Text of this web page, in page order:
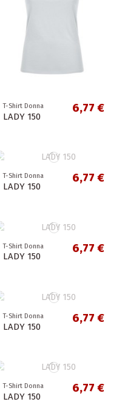
T-Shirt Donna
LADY 150
6,77 €
T-Shirt Donna
LADY 150
6,77 €
T-Shirt Donna
LADY 150
6,77 €
T-Shirt Donna
LADY 150
6,77 €
T-Shirt Donna
LADY 150
6,77 €